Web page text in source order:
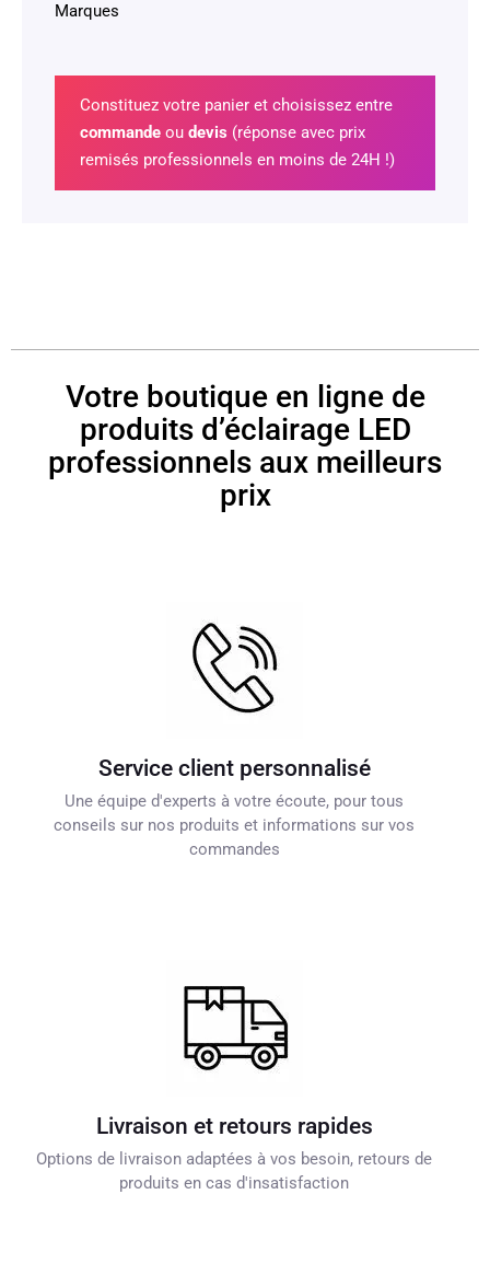
Marques
Constituez votre panier et choisissez entre
commandeou devis (réponse avec prix
remisés professionnels en moins de 24H !)
Votre boutique en ligne de
produits d’éclairage LED
professionnels aux meilleurs
prix
Service client personnalisé
Une équipe d'experts à votre écoute, pour tous
conseils sur nos produits et informations sur vos
commandes
Livraison et retours rapides
Options de livraison adaptées à vos besoin, retours de
produits en cas d'insatisfaction